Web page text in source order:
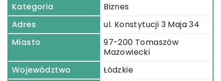
Kategoria
Biznes
Adres
ul. Konstytucji 3 Maja 34
Miasto
97-200 Tomaszów
Mazowiecki
Województwo
Łódzkie